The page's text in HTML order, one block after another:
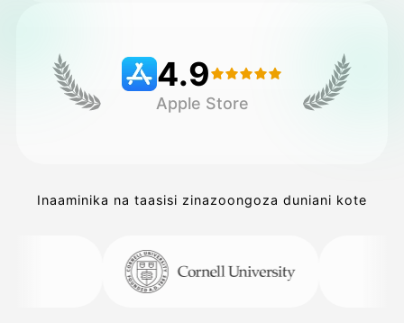
4.9
Apple Store
Inaaminika na taasisi zinazoongoza duniani kote